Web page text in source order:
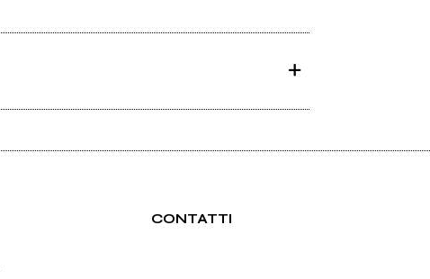
CONTATTI